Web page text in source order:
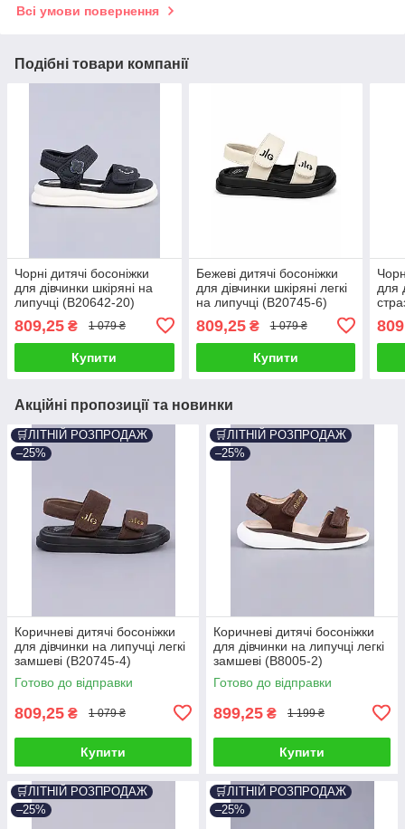
Всі умови повернення
Подібні товари компанії
Чорні дитячі босоніжки
для дівчинки шкіряні на
липучці (B20642-20)
809,25 ₴ 1 079 ₴
Купити
Бежеві дитячі босоніжки
для дівчинки шкіряні легкі
на липучці (B20745-6)
809,25₴ 1 079 ₴
Купити
для
Акційні пропозиції та новинки
🛒ЛІТНІЙ РОЗПРОДАЖ
–25%
Коричневі дитячі босоніжки
для дівчинки на липучці легкі
замшеві (B20745-4)
Готово до відправки
809,25 ₴ 1 079 ₴
Купити
🛒ЛІТНІЙ РОЗПРОДАЖ
–25%
Коричневі дитячі босоніжки
для дівчинки на липучці легкі
замшеві (B8005-2)
Готово до відправки
899,25 ₴ 1 199 ₴
Купити
🛒ЛІТНІЙ РОЗПРОДАЖ
–25%
🛒ЛІТНІЙ РОЗПРОДАЖ
–25%